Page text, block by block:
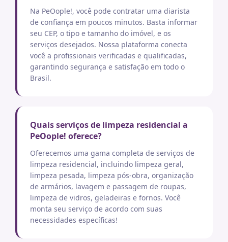
Na PeOople!, você pode contratar uma diarista
de confiança em poucos minutos. Basta informar
seu CEP, o tipo e tamanho do imóvel, e os
serviços desejados. Nossa plataforma conecta
você a profissionais verificadas e qualificadas,
garantindo segurança e satisfação em todo o
Brasil.
Quais serviços de limpeza residencial a
PeOople! oferece?
Oferecemos uma gama completa de serviços de
limpeza residencial, incluindo limpeza geral,
limpeza pesada, limpeza pós-obra, organização
de armários, lavagem e passagem de roupas,
limpeza de vidros, geladeiras e fornos. Você
monta seu serviço de acordo com suas
necessidades específicas!